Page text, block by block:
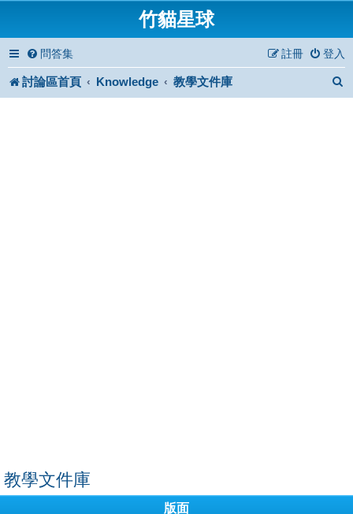
竹貓星球
問答集 登入
註冊
討論區首頁 Knowledge 教學文件庫
教學文件庫
版面